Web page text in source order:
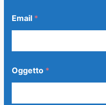
Email *
Oggetto *